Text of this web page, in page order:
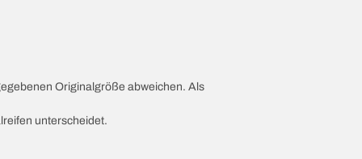
Originalgröße abweichen. Als
unterscheidet.